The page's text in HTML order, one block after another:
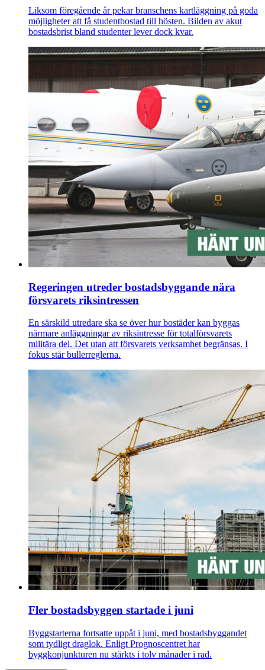
Liksom föregående år pekar branschens kartläggning på goda
möjligheter att få studentbostad till hösten. Bilden av akut
bostadsbrist bland studenter lever dock kvar.
Regeringen utreder bostadsbyggande nära
försvarets riksintressen
En särskild utredare ska se över hur bostäder kan byggas
närmare anläggningar av riksintresse för totalförsvarets
militära del. Det utan att försvarets verksamhet begränsas. I
fokus står bullerreglerna.
Fler bostadsbyggen startade i juni
Byggstarterna fortsatte uppåt i juni, med bostadsbyggandet
som tydligt draglok. Enligt Prognoscentret har
byggkonjunkturen nu stärkts i tolv månader i rad.